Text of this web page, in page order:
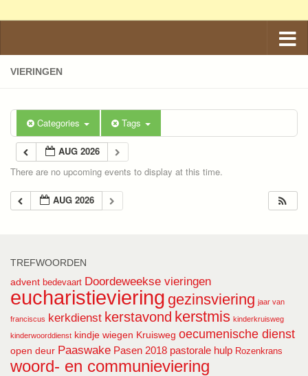
VIERINGEN
Categories Tags
AUG 2026
There are no upcoming events to display at this time.
AUG 2026
TREFWOORDEN
advent bedevaart Doordeweekse vieringen
eucharistieviering gezinsviering jaar van
franciscus kerkdienst kerstavond kerstmis kinderkruisweg
kinderwoorddienst kindje wiegen Kruisweg oecumenische dienst
open deur Paaswake Pasen 2018 pastorale hulp Rozenkrans
woord- en communieviering